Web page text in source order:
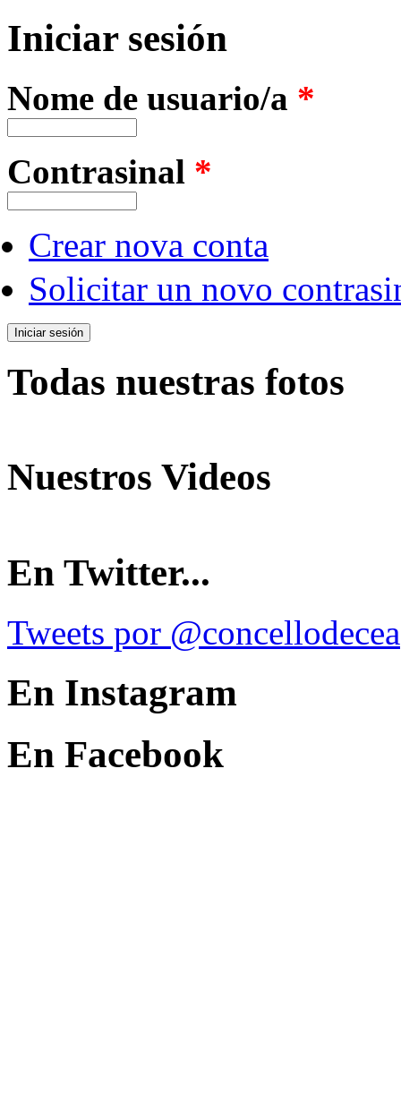
Iniciar sesión
Nome de usuario/a *
Contrasinal *
Crear nova conta
Solicitar un novo
Todas nuestras fotos
Nuestros Videos
En Twitter...
Tweets por @concellodecea
En Instagram
En Facebook